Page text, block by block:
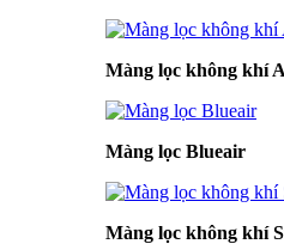
Màng lọc không khí
Màng lọc Blueair
Màng lọc không khí